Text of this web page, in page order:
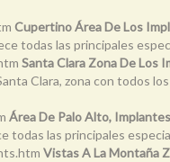
Cupertino Área De Los
todas las principales
Santa Clara Zona De Los
Clara, zona con todos
Área De Palo Alto,
todas las principales
Vistas A La Montaña